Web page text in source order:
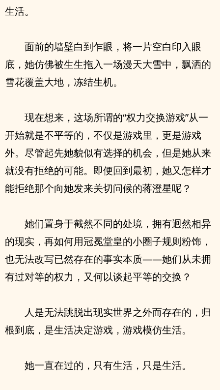
生活。
面前的墙壁白到乍眼，将一片空白印入眼
底，她仿佛被生生拖入一场漫天大雪中，飘洒的
雪花覆盖大地，冻结生机。
现在想来，这场所谓的“权力交换游戏”从一
开始就是不平等的，不仅是游戏里，更是游戏
外。尽管起先她貌似有选择的机会，但是她从来
就没有拒绝的可能。即便回到最初，她又怎样才
能拒绝那个向她发来关切问候的蒋澄星呢？
她们置身于截然不同的处境，拥有迥然相异
的现实，再如何用冠冕堂皇的小圈子规则粉饰，
也无法改写已然存在的事实本质——她们从未拥
有过对等的权力，又何以谈起平等的交换？
人是无法跳脱出现实世界之外而存在的，归
根到底，是生活决定游戏，游戏模仿生活。
她一直在过的，只有生活，只是生活。